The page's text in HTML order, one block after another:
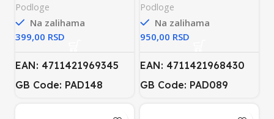
Podloge
Na zalihama
RSD
EAN: 4711421969345
GB Code: PAD148
Podloge
Na zalihama
RSD
EAN: 4711421968430
GB Code: PAD089